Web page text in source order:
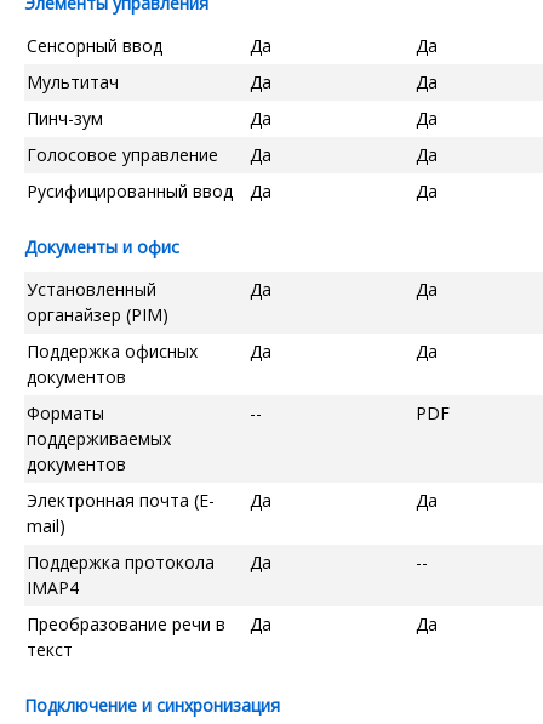
Сенсорный ввод
Да
Да
Мультитач
Да
Да
Пинч-зум
Да
Да
Голосовое управление
Да
Да
Русифицированный ввод
Да Да
Документы и офис
Установленный
органайзер (PIM)
Да Да
Поддержка офисных
документов
Да Да
Форматы
поддерживаемых
документов
-- PDF
Электронная почта (E-
mail)
Да Да
Поддержка протокола
IMAP4
Да --
Преобразование речи в
текст
Да Да
Подключение и синхронизация